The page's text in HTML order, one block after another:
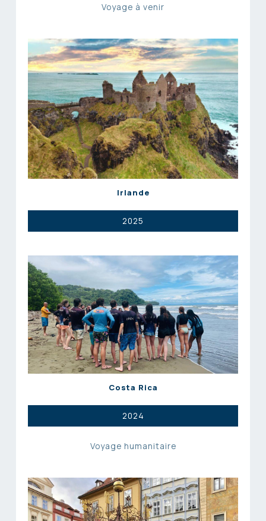
Voyage à venir
Irlande
2025
Costa Rica
2024
Voyage humanitaire